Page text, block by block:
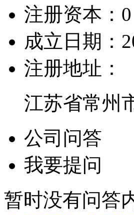
注册资本： 0
成立日期：
注册地址：
江苏省常州
公司问答
我要提问
暂时没有问答